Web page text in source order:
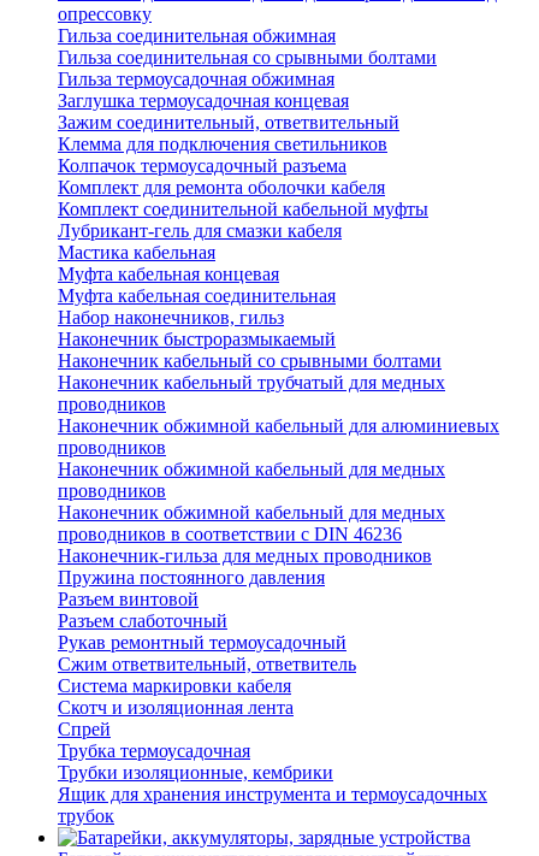
опрессовку
Гильза соединительная обжимная
Гильза соединительная со срывными болтами
Гильза термоусадочная обжимная
Заглушка термоусадочная концевая
Зажим соединительный, ответвительный
Клемма для подключения светильников
Колпачок термоусадочный разъема
Комплект для ремонта оболочки кабеля
Комплект соединительной кабельной муфты
Лубрикант-гель для смазки кабеля
Мастика кабельная
Муфта кабельная концевая
Муфта кабельная соединительная
Набор наконечников, гильз
Наконечник быстроразмыкаемый
Наконечник кабельный со срывными болтами
Наконечник кабельный трубчатый для медных
проводников
Наконечник обжимной кабельный для алюминиевых
проводников
Наконечник обжимной кабельный для медных
проводников
Наконечник обжимной кабельный для медных
проводников в соответствии с DIN 46236
Наконечник-гильза для медных проводников
Пружина постоянного давления
Разъем винтовой
Разъем слаботочный
Рукав ремонтный термоусадочный
Сжим ответвительный, ответвитель
Система маркировки кабеля
Скотч и изоляционная лента
Спрей
Трубка термоусадочная
Трубки изоляционные, кембрики
Ящик для хранения инструмента и термоусадочных
трубок